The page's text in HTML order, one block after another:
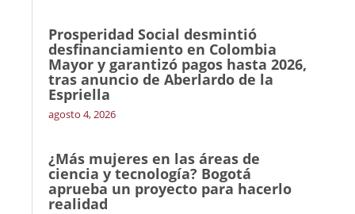
Prosperidad Social desmintió
desfinanciamiento en Colombia
Mayor y garantizó pagos hasta 2026,
tras anuncio de Aberlardo de la
Espriella
agosto 4, 2026
¿Más mujeres en las áreas de
ciencia y tecnología? Bogotá
aprueba un proyecto para hacerlo
realidad